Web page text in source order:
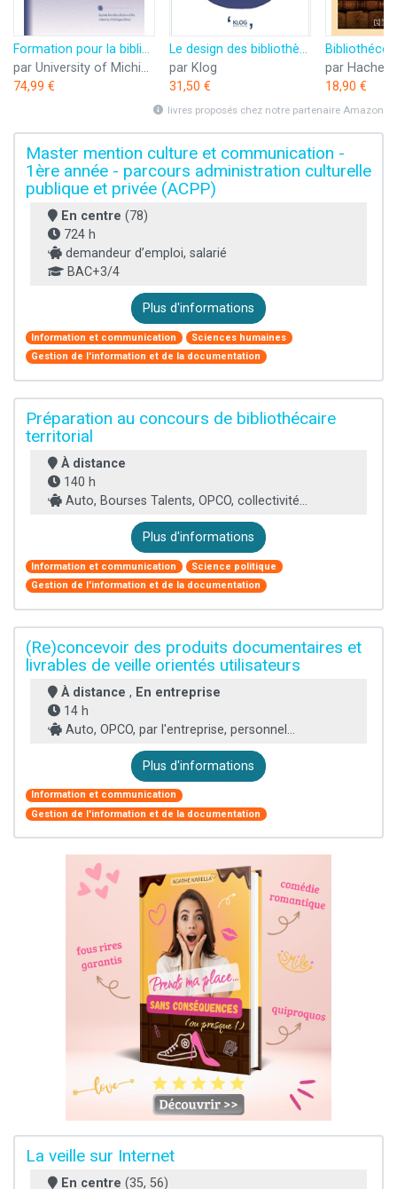
Formation pour la bibliothéconomie
par University of Michigan Library
74,99 €
Le design des bibliothèques publiques: Volume 1, Le merchandising en bibliothèque
par Klog
31,50 €
par
18,90 €
livres proposés chez notre partenaire Amazon
Master mention culture et communication -
1ère année - parcours administration culturelle
publique et privée (ACPP)
En centre (78)
724 h
demandeur d’emploi, salarié
BAC+3/4
Plus d'informations
Information et communication
Sciences humaines
Gestion de l'information et de la documentation
Préparation au concours de bibliothécaire
territorial
À distance
140 h
Auto, Bourses Talents, OPCO, collectivité...
Plus d'informations
Information et communication
Science politique
Gestion de l'information et de la documentation
(Re)concevoir des produits documentaires et
livrables de veille orientés utilisateurs
À distance , En entreprise
14 h
Auto, OPCO, par l'entreprise, personnel...
Plus d'informations
Information et communication
Gestion de l'information et de la documentation
La veille sur Internet
En centre (35, 56)